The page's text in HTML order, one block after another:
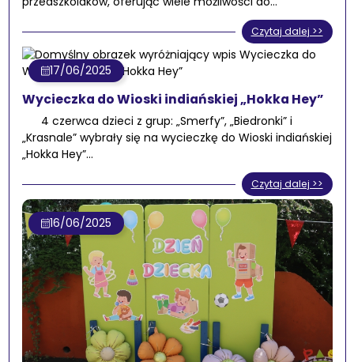
Czytaj dalej >>
17/06/2025
Wycieczka do Wioski indiańskiej „Hokka Hey”
4 czerwca dzieci z grup: „Smerfy”, „Biedronki” i
„Krasnale” wybrały się na wycieczkę do Wioski indiańskiej
„Hokka Hey”…
Czytaj dalej >>
16/06/2025